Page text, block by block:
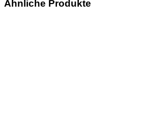
Ähnliche Produkte